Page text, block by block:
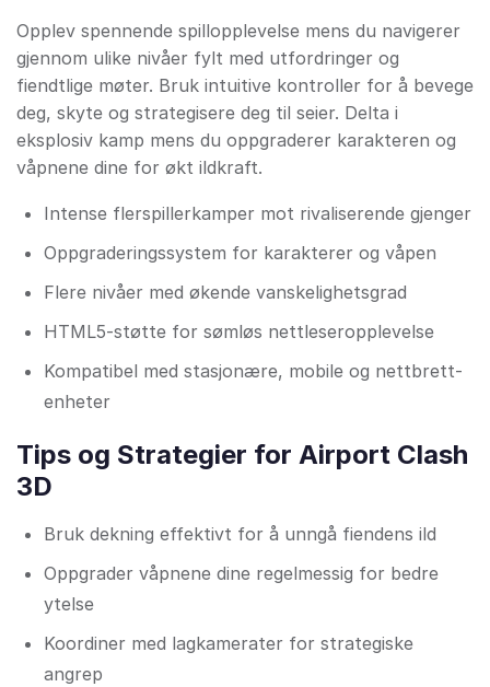
Opplev spennende spillopplevelse mens du navigerer
gjennom ulike nivåer fylt med utfordringer og
fiendtlige møter. Bruk intuitive kontroller for å bevege
deg, skyte og strategisere deg til seier. Delta i
eksplosiv kamp mens du oppgraderer karakteren og
våpnene dine for økt ildkraft.
Intense flerspillerkamper mot rivaliserende gjenger
Oppgraderingssystem for karakterer og våpen
Flere nivåer med økende vanskelighetsgrad
HTML5-støtte for sømløs nettleseropplevelse
Kompatibel med stasjonære, mobile og nettbrett-
enheter
Tips og Strategier for Airport Clash
3D
Bruk dekning effektivt for å unngå fiendens ild
Oppgrader våpnene dine regelmessig for bedre
ytelse
Koordiner med lagkamerater for strategiske
angrep